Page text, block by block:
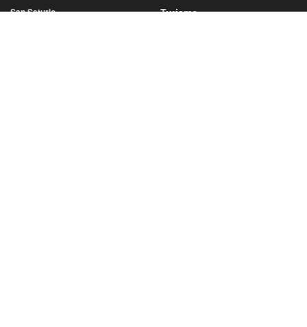
San Saturio
Turismo